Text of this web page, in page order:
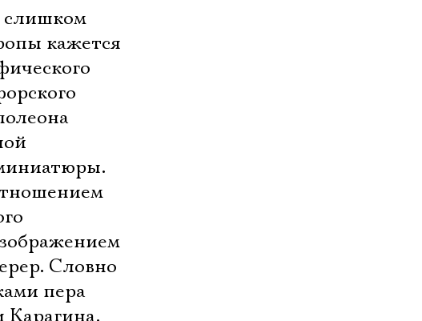
слишком
кажется
Словно
пера